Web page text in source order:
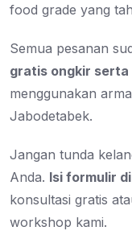
food grade yang
Semua pesanan
gratis ongkir serta
menggunakan
Jabodetabek.
Jangan tunda
Anda. Isi formulir
konsultasi gratis
workshop kami.